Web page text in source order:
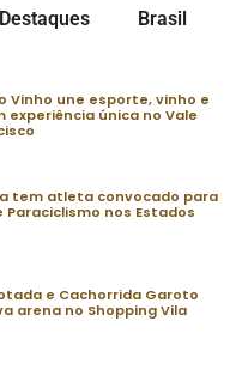
Destaques Brasil
Vinho une esporte, vinho e
experiência única no Vale
tem atleta convocado para
Paraciclismo nos Estados
e Cachorrida Garoto
arena no Shopping Vila